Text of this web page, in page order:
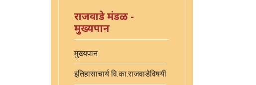
राजवाडे मंडळ -
मुख्यपान
मुख्यपान
इतिहासाचार्य वि.का.राजवाडेविषयी